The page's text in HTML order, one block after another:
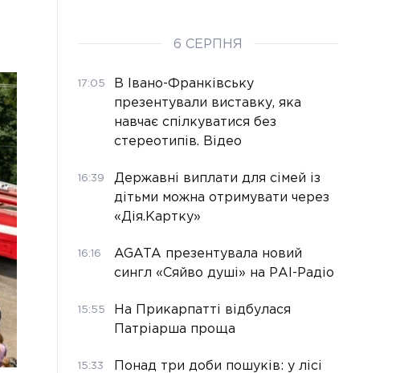
6 СЕРПНЯ
17:05
В Івано-Франківську
презентували виставку, яка
навчає спілкуватися без
стереотипів. Відео
16:39
Державні виплати для сімей із
дітьми можна отримувати через
«Дія.Картку»
16:16
AGATA презентувала новий
сингл «Сяйво душі» на РАІ-Радіо
15:55
На Прикарпатті відбулася
Патріарша проща
15:33
Понад три доби пошуків: у лісі